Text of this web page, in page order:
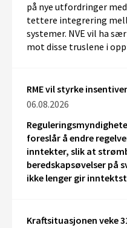
på nye utfordringer med
tettere integrering
systemer. NVE vil ha
mot disse truslene i
RME vil styrke
06.08.2026
foreslår å endre
inntekter, slik at
beredskapsøvelser på
ikke lenger gir
Kraftsituasjonen veke